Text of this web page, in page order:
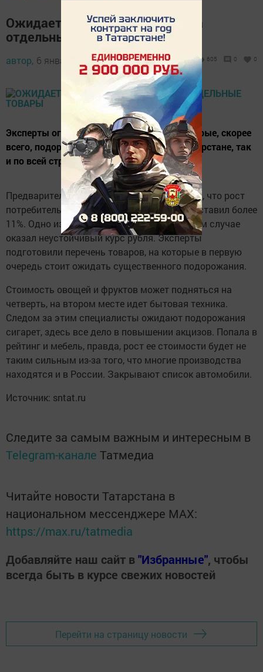
Ожидается подорожание цен на
отдельные товары
автор, 6 января 2015 - 18:50 605 0 0
Эксперты огласили перечень товаров, которые, скорее
всего, подорожают в новом году как в Татарстане, так
и по всей стране.
Предварительные данные Росстата таковы, что рост
потребительских цен в прошедшем году составил более
11%. Одно из самых главных влияний в этом случае
оказал неустойчивый курс рубля. Эксперты
подготовили перечень товаров, на которые в первую
очередь стоит ожидать существенного подорожания.
Стоимость овощей и фруктов может подняться на
четверть, на втором месте идет бытовая техника.
Следом за этим специалисты ожидают подорожания
сигарет, здесь все дело в повышении акцизов. Попала в
рейтинг и мебель, правда, рост ее стоимости будет не
таким сильным из-за того, что многие производства
находятся и в России. Закрывают список автомобили.
Источник: sntat.ru
Следите за самым важным и интересным в
Telegram-канале Татмедиа
Читайте новости Татарстана в
национальном мессенджере MАХ:
https://max.ru/tatmedia
Добавляйте наш сайт в"Избранные", чтобы
всегда быть в курсе свежих новостей
Перейти на страницу новости